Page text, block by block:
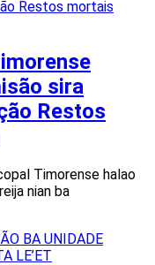
sira
Restos
Timorense halao
nian ba